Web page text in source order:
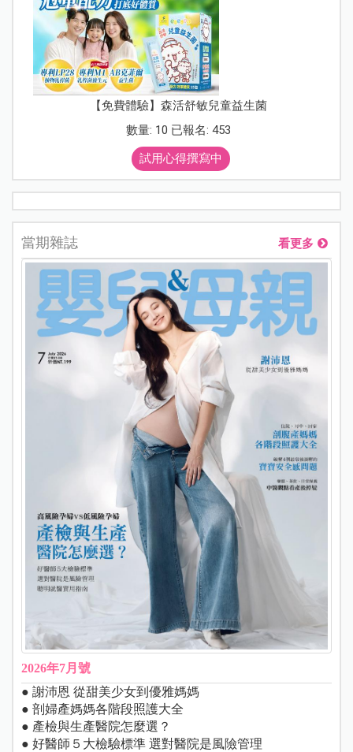
【免費體驗】森活舒敏兒童益生菌
數量: 10 已報名: 453
試用心得撰寫中
當期雜誌 看更多
2026年7月號
● 謝沛恩 從甜美少女到優雅媽媽
● 剖婦產媽媽各階段照護大全
● 產檢與生產醫院怎麼選？
● 好醫師５大檢驗標準 選對醫院是風險管理